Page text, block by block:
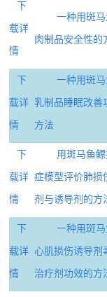
下
载详
情
一种用斑
肉制品安全性的
下
载详
情
一种用斑
乳制品睡眠改善
方法
下
载详
情
用斑马鱼
症模型评价肺损
剂与诱导剂的方
下
载详
情
一种用斑
心肌损伤诱导剂
治疗剂功效的方